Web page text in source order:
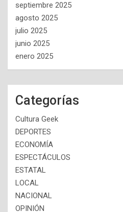
septiembre 2025
agosto 2025
julio 2025
junio 2025
enero 2025
Categorías
Cultura Geek
DEPORTES
ECONOMÍA
ESPECTÁCULOS
ESTATAL
LOCAL
NACIONAL
OPINIÓN